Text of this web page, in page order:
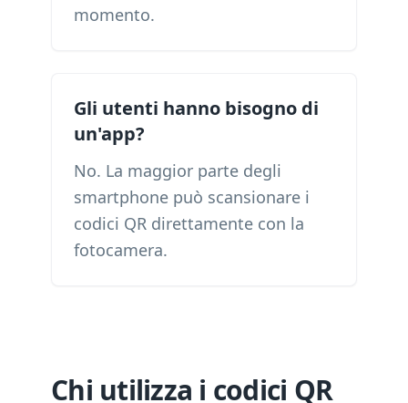
momento.
Gli utenti hanno bisogno di
un'app?
No. La maggior parte degli
smartphone può scansionare i
codici QR direttamente con la
fotocamera.
Chi utilizza i codici QR